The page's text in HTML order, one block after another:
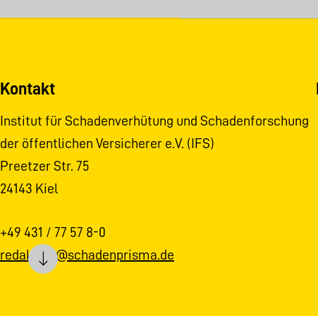
Kontakt
Institut für Schadenverhütung und Schadenforschung
der öffentlichen Versicherer e.V. (IFS)
Preetzer Str. 75
24143 Kiel
+49 431 / 77 57 8-0
redaktion@schadenprisma.de